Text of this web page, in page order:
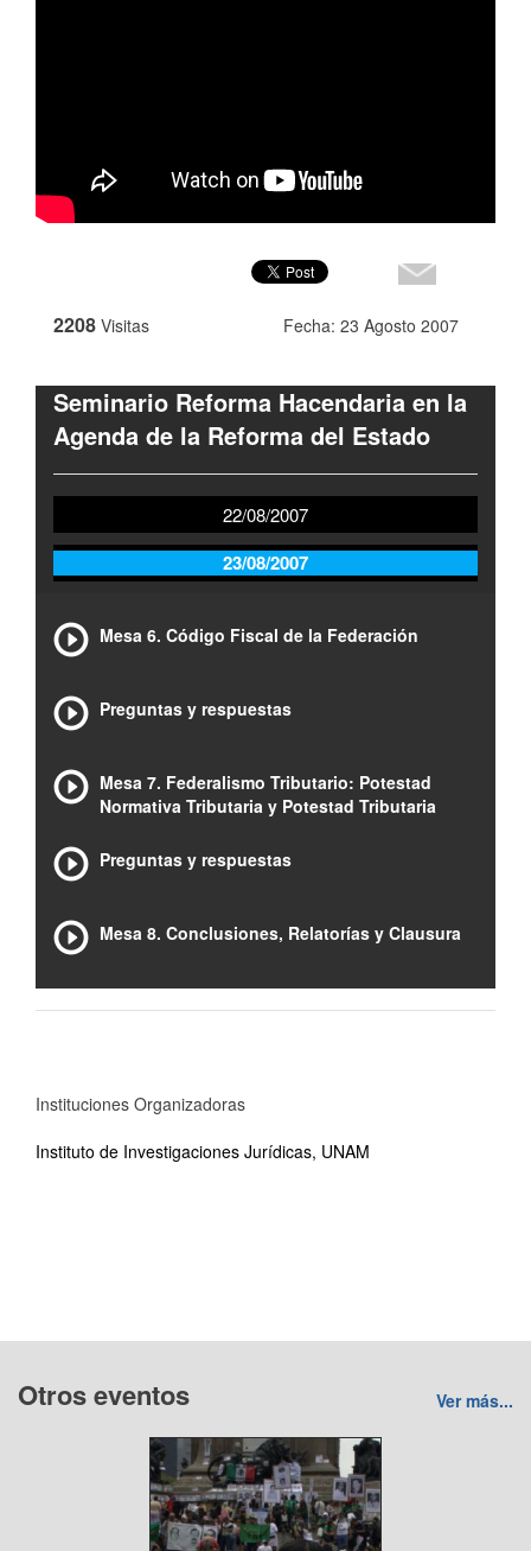
2208 Visitas Fecha: 23 Agosto 2007
Seminario Reforma Hacendaria en la
Agenda de la Reforma del Estado
22/08/2007
23/08/2007
Mesa 6. Código Fiscal de la Federación
Preguntas y respuestas
Mesa 7. Federalismo Tributario: Potestad
Normativa Tributaria y Potestad Tributaria
Preguntas y respuestas
Mesa 8. Conclusiones, Relatorías y Clausura
Instituciones Organizadoras
Instituto de Investigaciones Jurídicas, UNAM
Otros eventos Ver más...